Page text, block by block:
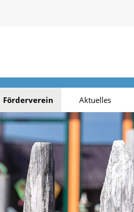
Förderverein Aktuelles